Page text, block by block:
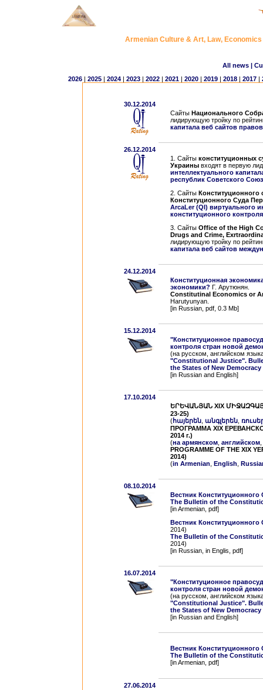
Armenian Culture & Art, Law,
All news |
2026 | 2025 | 2024 | 2023 | 2022 | 2021 | 2020 | 2019 | 2018 | 2017 |
30.12.2014
Сайты Национального
лидирующую тройку по
капитала веб сайтов
26.12.2014
1. Сайты конституционных
Украинывходят в первую
интеллектуального
республик Советского
2. Сайты Конституционного
Конституционного Суда
АrcaLer (QI) виртуального
конституционного
3. Сайты Office of the High
Drugs and Crime,
лидирующую тройку по
капитала веб сайтов
24.12.2014
Конституционная
экономики? Г. Арутюнян.
Constitutinal Economics or
Harutyunyan.
[in Russian, pdf, 0.3 Mb]
15.12.2014
"Конституционное
контроля стран новой
(на русском, английском
"Constitutional Justice".
the States of New Democracy
[in Russian and English]
17.10.2014
ԵՐԵՎԱՆՅԱՆ XIX
23-25)
(հայերեն, անգլերեն,
ПРОГРАММА XIX
2014 г.)
(на армянском, английском,
PROGRAMME OF THE XIX
2014)
(in Armenian English
08.10.2014
Вестник
The Bulletin of the
[in Armenian, pdf]
Вестник
2014)
The Bulletin of the
2014)
[in Russian, in Englis, pdf]
16.07.2014
"Конституционное
контроля стран новой
(на русском, английском
"Constitutional Justice".
the States of New Democracy
[in Russian and English]
Вестник
The Bulletin of the
[in Armenian, pdf]
27.06.2014